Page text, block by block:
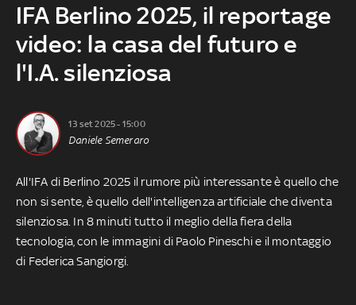
IFA Berlino 2025, il reportage
video: la casa del futuro e
l'I.A. silenziosa
13 set 2025 - 15:00
Daniele Semeraro
All'IFA di Berlino 2025 il rumore più interessante è quello che
non si sente, è quello dell'intelligenza artificiale che diventa
silenziosa. In 8 minuti tutto il meglio della fiera della
tecnologia, con le immagini di Paolo Pineschi e il montaggio
di Federica Sangiorgi.